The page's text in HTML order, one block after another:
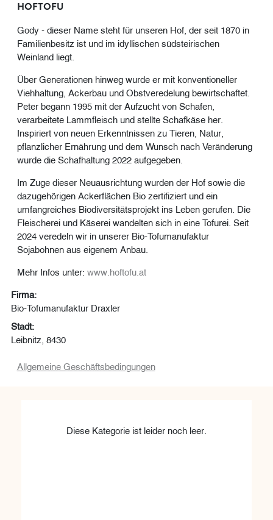
HOFTOFU
Gody - dieser Name steht für unseren Hof, der seit 1870 in
Familienbesitz ist und im idyllischen südsteirischen
Weinland liegt.
Über Generationen hinweg wurde er mit konventioneller
Viehhaltung, Ackerbau und Obstveredelung bewirtschaftet.
Peter begann 1995 mit der Aufzucht von Schafen,
verarbeitete Lammfleisch und stellte Schafkäse her.
Inspiriert von neuen Erkenntnissen zu Tieren, Natur,
pflanzlicher Ernährung und dem Wunsch nach Veränderung
wurde die Schafhaltung 2022 aufgegeben.
Im Zuge dieser Neuausrichtung wurden der Hof sowie die
dazugehörigen Ackerflächen Bio zertifiziert und ein
umfangreiches Biodiversitätsprojekt ins Leben gerufen. Die
Fleischerei und Käserei wandelten sich in eine Tofurei. Seit
2024 veredeln wir in unserer Bio-Tofumanufaktur
Sojabohnen aus eigenem Anbau.
Mehr Infos unter: www.hoftofu.at
Firma:
Bio-Tofumanufaktur Draxler
Stadt:
Leibnitz, 8430
Allgemeine Geschäftsbedingungen
Diese Kategorie ist leider noch leer.